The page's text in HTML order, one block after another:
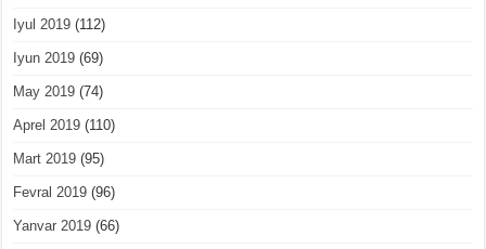
Iyul 2019 (112)
Iyun 2019 (69)
May 2019 (74)
Aprel 2019 (110)
Mart 2019 (95)
Fevral 2019 (96)
Yanvar 2019 (66)